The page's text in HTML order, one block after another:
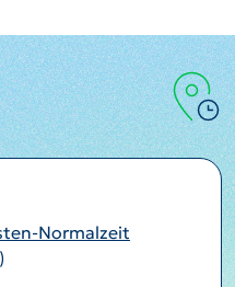
Normalzeit